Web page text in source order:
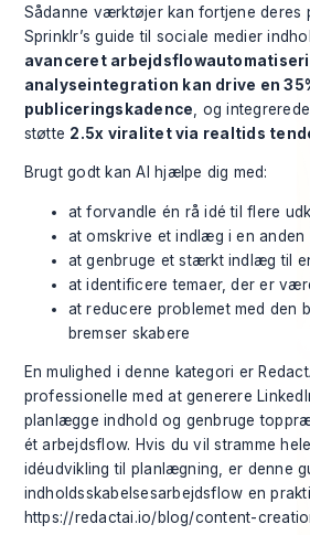
Sådanne værktøjer kan fortjene deres
Sprinklr’s guide til sociale medier
avanceret
analyseintegration kan drive en
publiceringskadence , og
støtte 2.5x viralitet via realtids
Brugt godt kan AI hjælpe dig med:
at forvandle én rå idé til flere
at omskrive et indlæg i en anden
at genbruge et stærkt indlæg til
at identificere temaer, der er
at reducere problemet med den
bremser skabere
En mulighed i denne kategori er
professionelle med at generere
planlægge indhold og genbruge
ét arbejdsflow. Hvis du vil stramme
idéudvikling til planlægning, er denne
indholdsskabelsesarbejdsflow en
https://redactai.io/blog/content-